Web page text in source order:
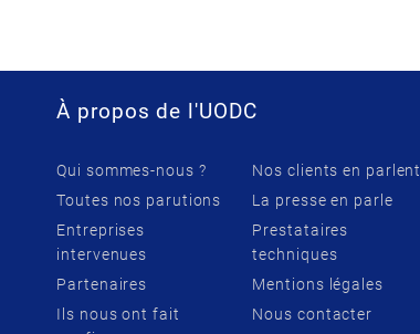
À propos de l'UODC
Qui sommes-nous ?
Toutes nos parutions
Entreprises
intervenues
Partenaires
Ils nous ont fait
Nos clients en parlent
La presse en parle
Prestataires
techniques
Mentions légales
Nous contacter